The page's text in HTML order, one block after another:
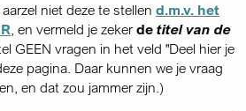
aarzel niet deze te stellen d.m.v. het
, en vermeld je zekerde titel van de
GEEN vragen in het veld "Deel hier je
pagina. Daar kunnen we je vraag
en dat zou jammer zijn.)